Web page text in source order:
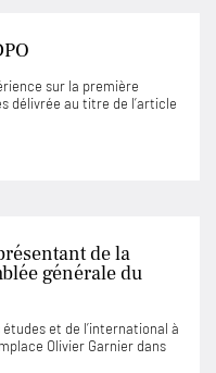
sur la première
délivrée au titre de l’article
de la
générale du
et de l’international à
Olivier Garnier dans